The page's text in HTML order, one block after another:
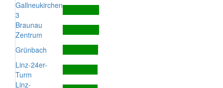
Gallneukirchen
3
Braunau
Zentrum
Grünbach
Linz-24er-
Turm
Linz-